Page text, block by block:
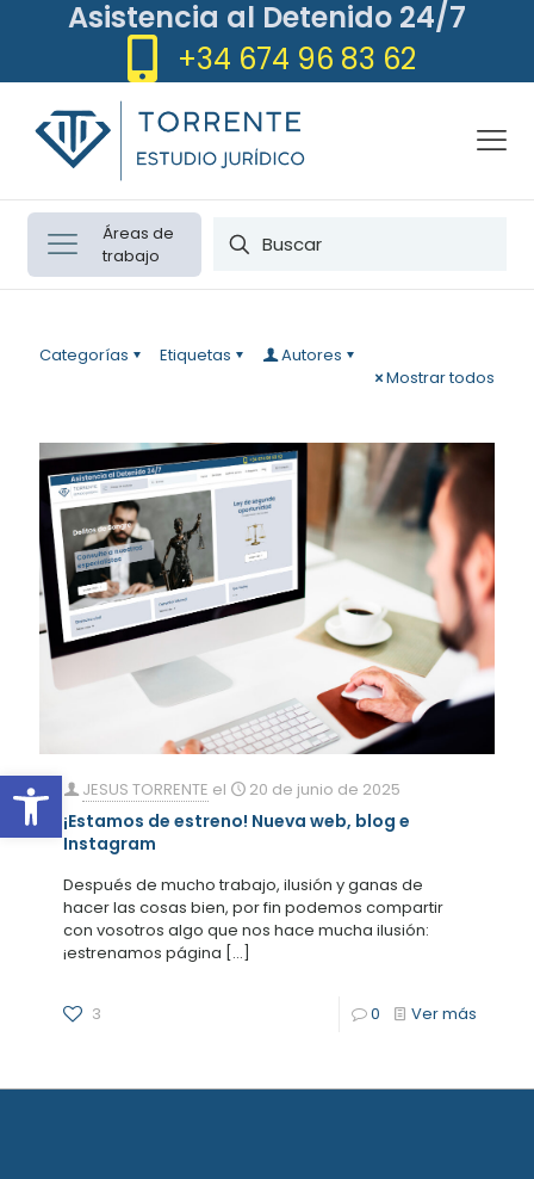
Abrir barra de herramientas
Asistencia al Detenido 24/7
+34 674 96 83 62
Áreas de
trabajo
Categorías Etiquetas
Autores
Mostrar todos
JESUS TORRENTE el 20 de junio de 2025
¡Estamos de estreno! Nueva web, blog e
Instagram
Después de mucho trabajo, ilusión y ganas de
hacer las cosas bien, por fin podemos compartir
con vosotros algo que nos hace mucha ilusión:
¡estrenamos página […]
3 0 Ver más